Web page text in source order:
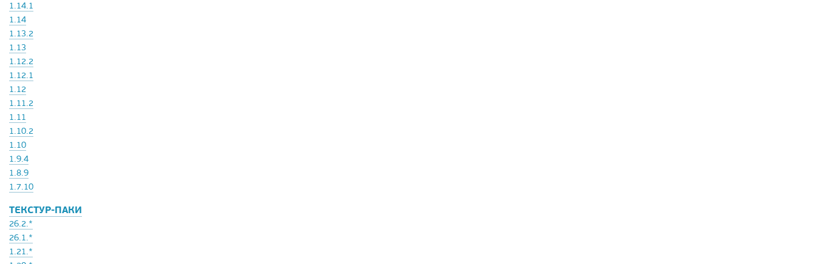
1.14.1
1.14
1.13.2
1.13
1.12.2
1.12.1
1.12
1.11.2
1.11
1.10.2
1.10
1.9.4
1.8.9
1.7.10
ТЕКСТУР-ПАКИ
26.2.*
26.1.*
1.21.*